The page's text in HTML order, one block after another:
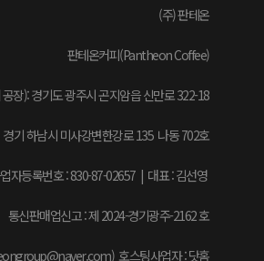
(주) 판테온
판테온커피(Pantheon Coffee)
장): 경기도 광주시 곤지암읍 신만로 322-18
기 하남시 미사강변한강로 135 나동 702호
자등록번호 : 830-87-02657 | 대표 : 김선영
통신판매업신고 : 제 2024-경기광주-2162 호
호스팅사업자 : 닷홈